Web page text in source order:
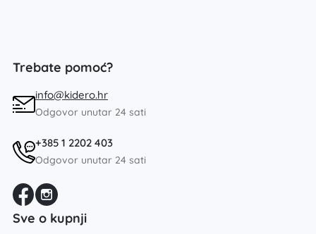
Trebate pomoć?
info@kidero.hr
Odgovor unutar 24 sati
+385 1 2202 403
Odgovor unutar 24 sati
Sve o kupnji